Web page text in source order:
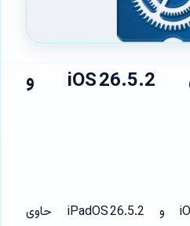
جزئیات امنیتی iOS 26.5.2 و
به‌روزرسانی iOS 26.5.2 و iPadOS 26.5.2 حاوی